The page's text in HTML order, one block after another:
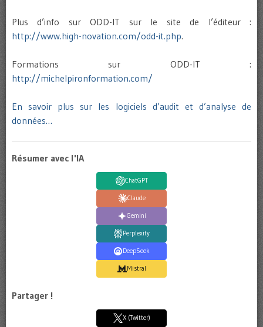
Plus d’info sur ODD-IT sur le site de l’éditeur :
http://www.high-novation.com/odd-it.php.
Formations sur ODD-IT :
http://michelpironformation.com/
En savoir plus sur les logiciels d’audit et d’analyse de
données…
Résumer avec l'IA
ChatGPT
Claude
Gemini
Perplexity
DeepSeek
Mistral
Partager !
X (Twitter)